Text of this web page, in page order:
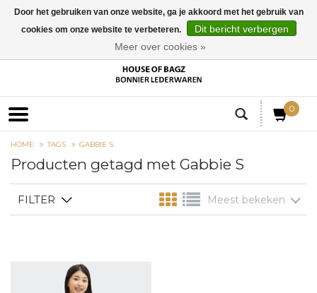
0
HOME TAGS GABBIE S
Producten getagd met Gabbie S
FILTER Meest bekeken
Door het gebruiken van onze website, ga je akkoord met het gebruik van
cookies om onze website te verbeteren.
Dit bericht verbergen
Meer over cookies »